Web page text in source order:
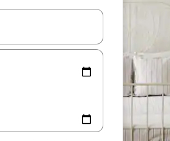
utilisez les flèches vers le haut et